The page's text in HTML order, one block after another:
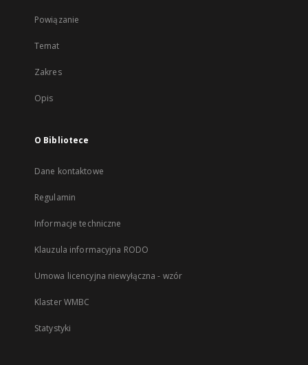
Powiązanie
Temat
Zakres
Opis
O Bibliotece
Dane kontaktowe
Regulamin
Informacje techniczne
Klauzula informacyjna RODO
Umowa licencyjna niewyłączna - wzór
Klaster WMBC
Statystyki